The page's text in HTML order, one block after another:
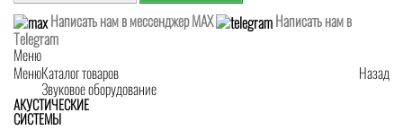
Написать нам в мессенджер MAX
Написать нам в
Telegram
Меню
Меню
Назад
Каталог товаров
Звуковое оборудование
АКУСТИЧЕСКИЕ
СИСТЕМЫ